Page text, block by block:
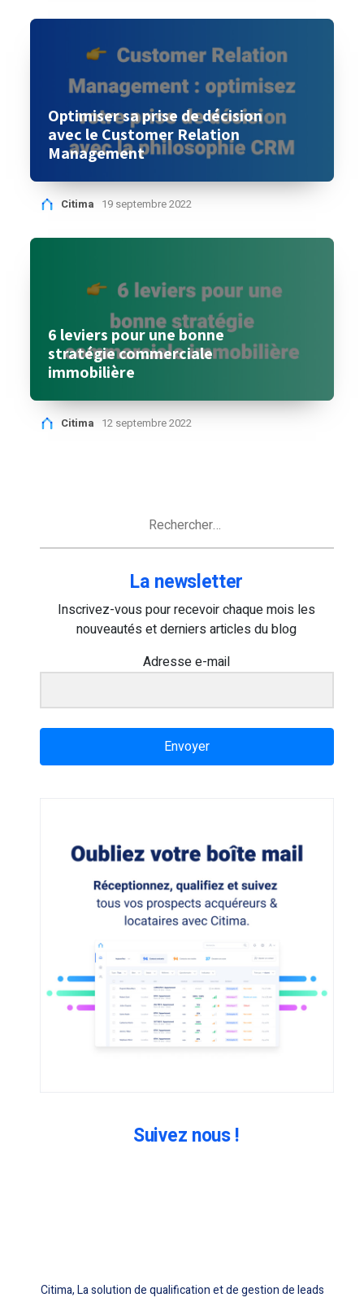
Optimiser sa prise de décision
avec le Customer Relation
Management
Citima 19 septembre 2022
6 leviers pour une bonne
stratégie commerciale
immobilière
Citima 12 septembre 2022
La newsletter
Inscrivez-vous pour recevoir chaque mois les
nouveautés et derniers articles du blog
Adresse e-mail
Envoyer
Suivez nous !
Citima, La solution de qualification et de gestion de leads